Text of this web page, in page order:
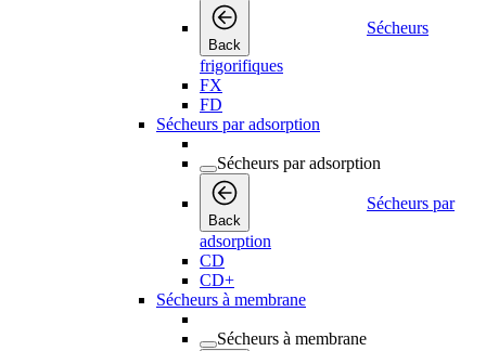
Back
Sécheurs
frigorifiques
FX
FD
Sécheurs par adsorption
Sécheurs par adsorption
Back
Sécheurs par
adsorption
CD
CD+
Sécheurs à membrane
Sécheurs à membrane